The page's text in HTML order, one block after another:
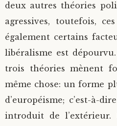
deux autres théories
agressives, toutefois,
également certains
libéralisme est
trois théories mènent
même chose: un forme
d’européisme; c’est-à-
introduit de l’extérieur.